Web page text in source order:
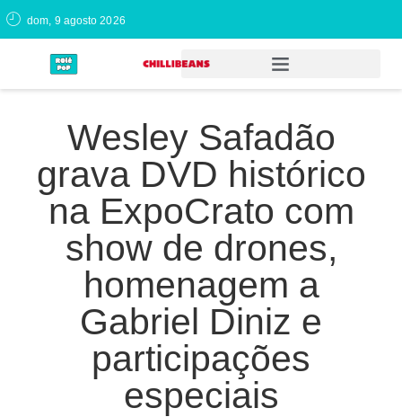
dom, 9 agosto 2026
Wesley Safadão
grava DVD histórico
na ExpoCrato com
show de drones,
homenagem a
Gabriel Diniz e
participações
especiais